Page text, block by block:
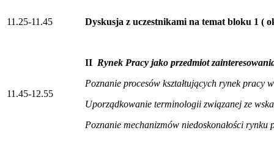
11.25-11.45 Dyskusja z uczestnikami na temat bloku 1 (
11.45-12.55
II Rynek Pracy jako przedmiot
Poznanie procesów kształtujących rynek pracy
Uporządkowanie terminologii związanej ze
Poznanie mechanizmów niedoskonałości rynku